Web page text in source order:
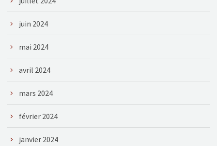
juin 2024
mai 2024
avril 2024
mars 2024
février 2024
janvier 2024